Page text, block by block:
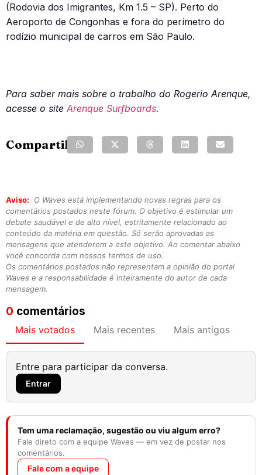
(Rodovia dos Imigrantes, Km 1.5 – SP). Perto do
Aeroporto de Congonhas e fora do perímetro do
rodízio municipal de carros em São Paulo.
Para saber mais sobre o trabalho do Rogerio Arenque,
acesse o site Arenque Surfboards.
Compartilhe:
Aviso:
O Waves está implementando novas regras para os
comentários postados neste fórum. O objetivo é estimular um
debate saudável e de alto nível, estritamente relacionado ao
conteúdo da matéria em questão. Só serão aprovadas as
mensagens que atenderem a este objetivo. Ao comentar abaixo
você concorda com nossos termos de uso.
Os comentários postados não representam a opinião do portal
Waves e a responsabilidade é inteiramente do autor de cada
mensagem.
0 comentários
Mais votados Mais recentes Mais antigos
Entre para participar da conversa.
Entrar
Tem uma reclamação, sugestão ou viu algum erro?
Fale direto com a equipe Waves — em vez de postar nos
comentários.
Fale com a equipe